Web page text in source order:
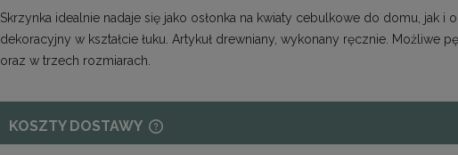
Skrzynka idealnie nadaje się jako osłonka na kwiaty cebulkowe do domu, jak
dekoracyjny w kształcie łuku. Artykuł drewniany, wykonany ręcznie. Możliwe
oraz w trzech rozmiarach.
KOSZTY DOSTAWY